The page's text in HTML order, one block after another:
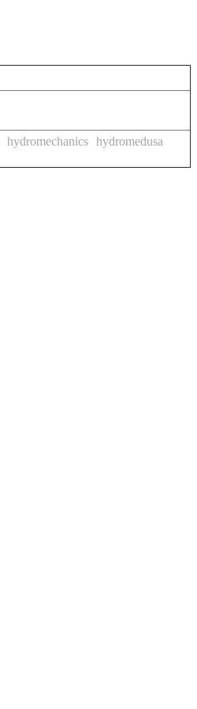
hydromechanics hydromedusa